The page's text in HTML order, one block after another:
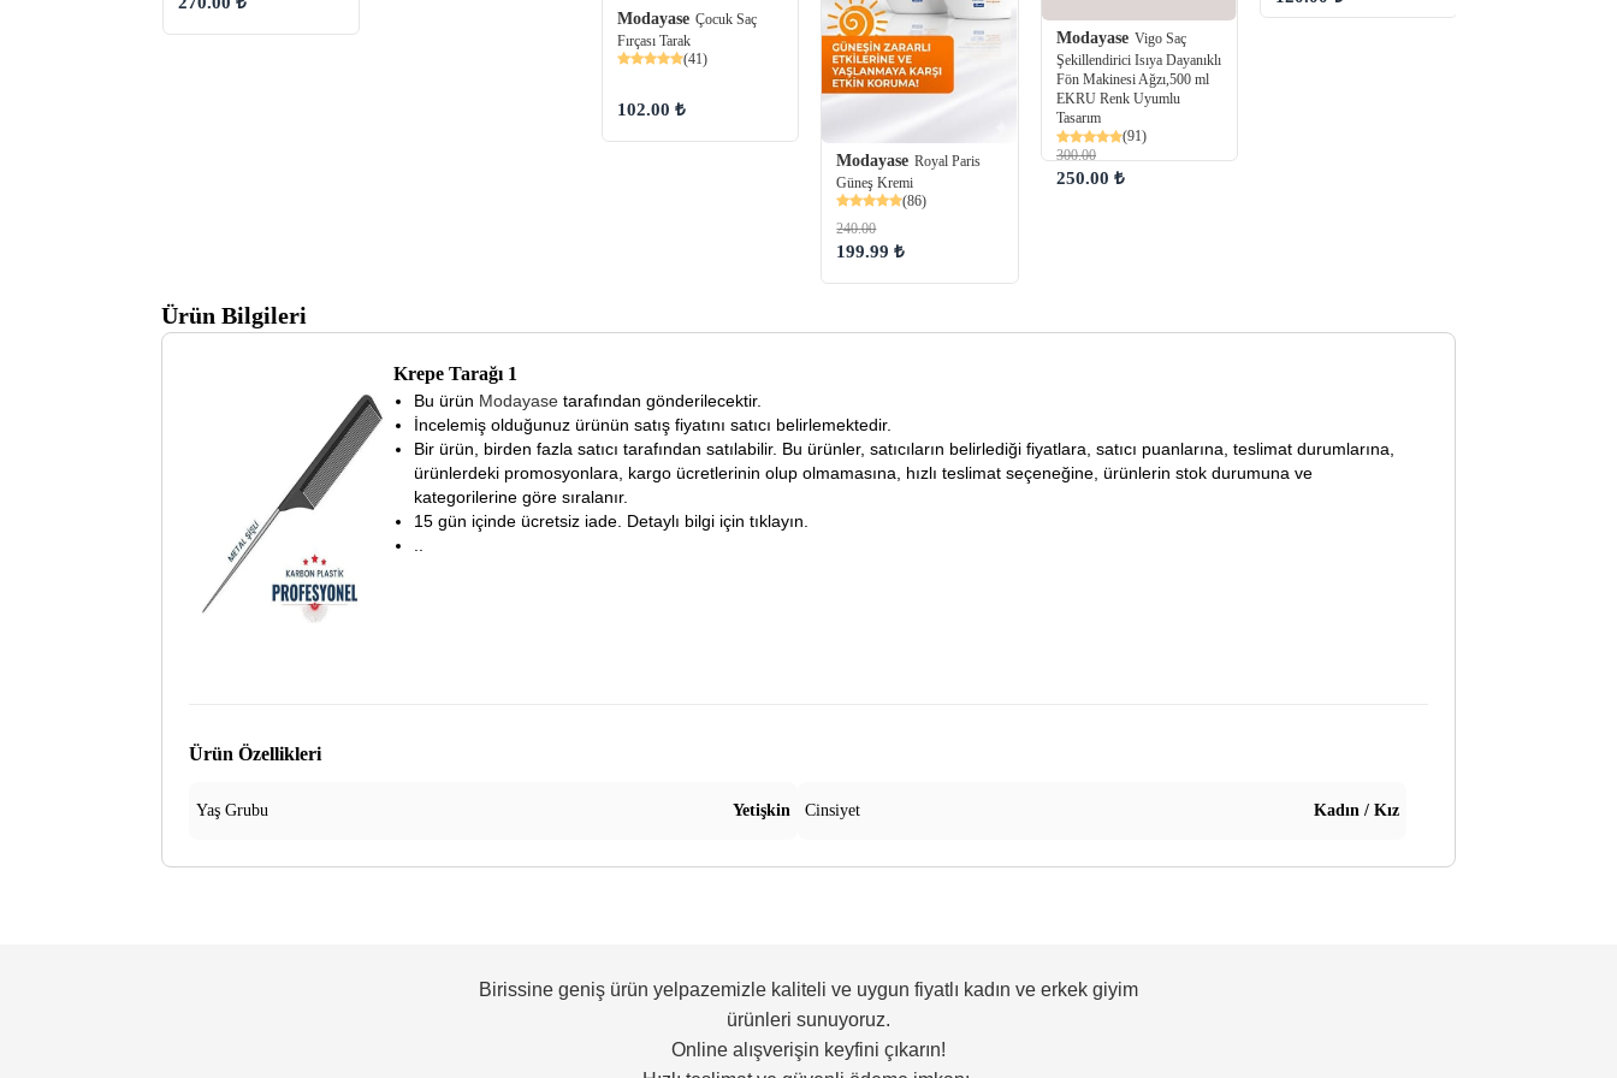
Modayase Çocuk Saç
Fırçası Tarak
(41)
102.00 ₺
Modayase Royal Paris
Güneş Kremi
(86)
240.00
199.99 ₺
Modayase Vigo Saç
Şekillendirici Isıya Dayanıklı
Fön Makinesi Ağzı,500 ml
EKRU Renk Uyumlu
Tasarım
(91)
300.00
250.00 ₺
Ürün Bilgileri
Krepe Tarağı 1
Bu ürün Modayasetarafından gönderilecektir.
İncelemiş olduğunuz ürünün satış fiyatını satıcı belirlemektedir.
Bir ürün, birden fazla satıcı tarafından satılabilir. Bu ürünler, satıcıların belirlediği fiyatlara, satıcı puanlarına, teslimat durumlarına,
ürünlerdeki promosyonlara, kargo ücretlerinin olup olmamasına, hızlı teslimat seçeneğine, ürünlerin stok durumuna ve
kategorilerine göre sıralanır.
15 gün içinde ücretsiz iade. Detaylı bilgi için tıklayın.
Ürün Özellikleri
Yaş Grubu Yetişkin Cinsiyet Kadın / Kız
Birissine geniş ürün yelpazemizle kaliteli ve uygun fiyatlı kadın ve erkek giyim
ürünleri sunuyoruz.
Online alışverişin keyfini çıkarın!